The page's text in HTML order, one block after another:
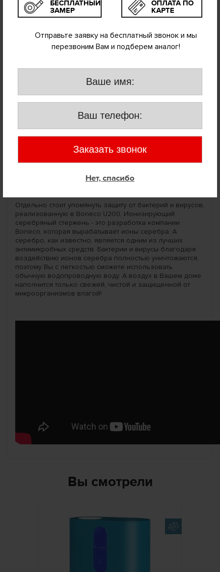
БЕСПЛАТНЫЙ
ЗАМЕР
ОПЛАТА ПО
КАРТЕ
Отправьте заявку на бесплатный звонок и мы
перезвоним Вам и подберем аналог!
Нет, спасибо
ЗАЩИТА ВАШЕГО ДОМА ОТ БЕЛОГО НАЛЕТА И
БОЛЕЗНЕТВОРНЫХ МИКРООРГАНИЗМОВ!
Слышали ли Вы о том, что некоторые увлажнители могут
оставлять белый налет на мебели и предметах
интерьера? Эта проблема с легкостью решена
компанией Boneco! Boneco U200 имеет специальный
картридж - деминирализатор, который чистит воду от
солей жесткости и минеральных примесей. Это именно
они являются причиной, так называемого, белого
налета. Таким образом, используя картридж Boneco,
мебель и другие предметы интерьера будут защищены
можно защититься от болезнетворных микробов при
помощи увлажнителя Boneco U200.
Отдельно стоит упомянуть защиту от бактерий и вирусов,
реализованную в Boneco U200. Ионизирующий
серебряный стержень - это разработка компании
Boneco, которая вырабатывает ионы серебра. А
серебро, как известно, является одним из лучших
антимикробных средств. Бактерии и вирусы благодаря
воздействию ионов серебра полностью уничтожаются,
поэтому Вы с легкостью сможете использовать
обычную водопроводную воду. А воздух в Вашем доме
наполнится только свежей, чистой и защищенной от
микроорганизмов влагой!
Вы смотрели